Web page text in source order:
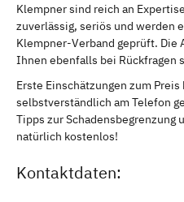
Klempner sind reich an
zuverlässig, seriös und werden
Klempner-Verband geprüft. Die
Ihnen ebenfalls bei Rückfragen
Erste Einschätzungen zum
selbstverständlich am Telefon
Tipps zur Schadensbegrenzung
natürlich kostenlos!
Kontaktdaten: